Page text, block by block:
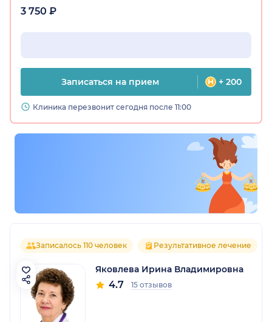
3 750 ₽
Записаться на прием + 200
Клиника перезвонит сегодня после 11:00
Записалось 110 человек Результативное лечение
Яковлева Ирина Владимировна
4.7 15 отзывов